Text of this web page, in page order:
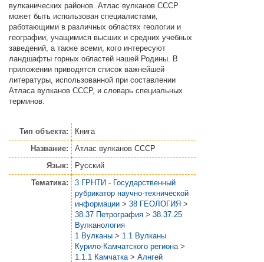
вулканических районов. Атлас вулканов СССР
может быть использован специалистами,
работающими в различных областях геологии и
географии, учащимися высших и средних учебных
заведений, а также всеми, кого интересуют
ландшафты горных областей нашей Родины. В
приложении приводятся список важнейшей
литературы, использованной при составлении
Атласа вулканов СССР, и словарь специальных
терминов.
Тип объекта:
Книга
Название:
Атлас вулканов СССР
Язык:
Русский
Тематика:
3 ГРНТИ - Государственный
рубрикатор научно-технической
информации > 38 ГЕОЛОГИЯ >
38.37 Петрография > 38.37.25
Вулканология
1 Вулканы > 1.1 Вулканы
Курило-Камчатского региона >
1.1.1 Камчатка > Алнгей